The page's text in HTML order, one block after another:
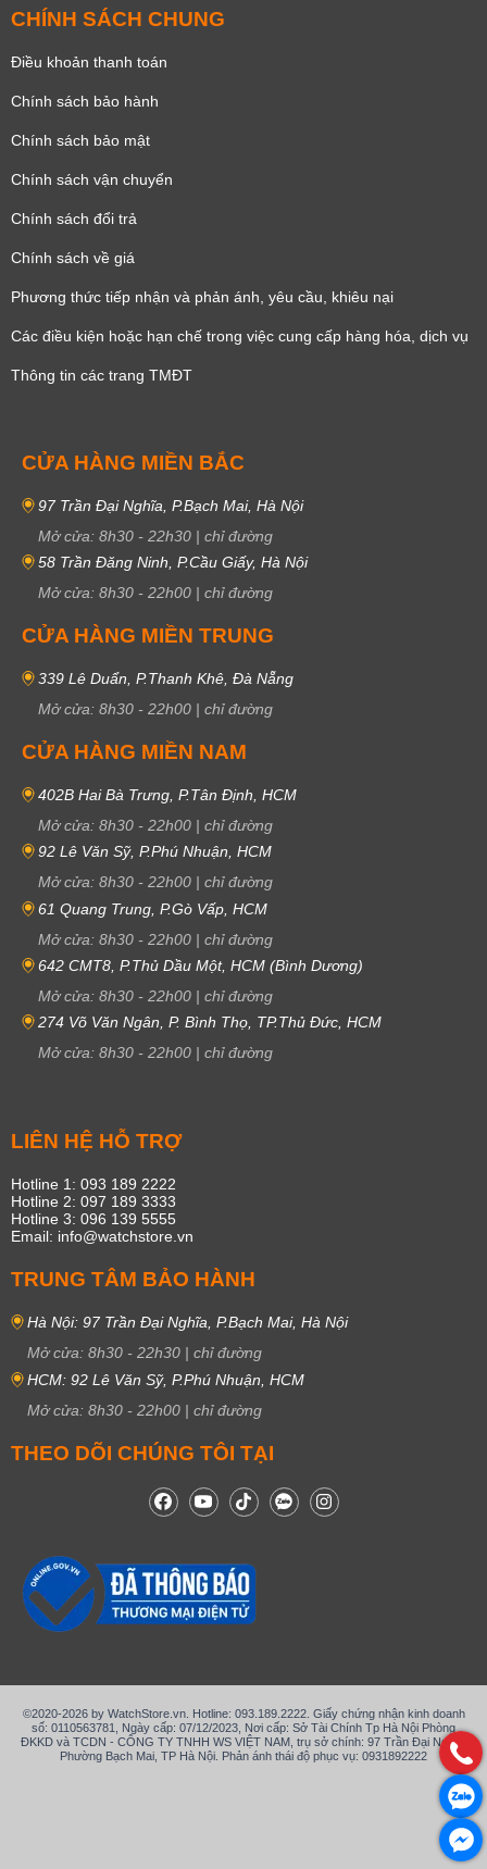
CHÍNH SÁCH CHUNG
Điều khoản thanh toán
Chính sách bảo hành
Chính sách bảo mật
Chính sách vận chuyển
Chính sách đổi trả
Chính sách về giá
Phương thức tiếp nhận và phản ánh, yêu cầu, khiêu nại
Các điều kiện hoặc hạn chế trong việc cung cấp hàng hóa, dịch vụ
Thông tin các trang TMĐT
CỬA HÀNG MIỀN BẮC
97 Trần Đại Nghĩa, P.Bạch Mai, Hà Nội
Mở cửa: 8h30 - 22h30 | chỉ đường
58 Trần Đăng Ninh, P.Cầu Giấy, Hà Nội
Mở cửa: 8h30 - 22h00 | chỉ đường
CỬA HÀNG MIỀN TRUNG
339 Lê Duẩn, P.Thanh Khê, Đà Nẵng
Mở cửa: 8h30 - 22h00 | chỉ đường
CỬA HÀNG MIỀN NAM
402B Hai Bà Trưng, P.Tân Định, HCM
Mở cửa: 8h30 - 22h00 | chỉ đường
92 Lê Văn Sỹ, P.Phú Nhuận, HCM
Mở cửa: 8h30 - 22h00 | chỉ đường
61 Quang Trung, P.Gò Vấp, HCM
Mở cửa: 8h30 - 22h00 | chỉ đường
642 CMT8, P.Thủ Dầu Một, HCM (Bình Dương)
Mở cửa: 8h30 - 22h00 | chỉ đường
274 Võ Văn Ngân, P. Bình Thọ, TP.Thủ Đức, HCM
Mở cửa: 8h30 - 22h00 | chỉ đường
LIÊN HỆ HỖ TRỢ
Hotline 1: 093 189 2222
Hotline 2: 097 189 3333
Hotline 3: 096 139 5555
Email: info@watchstore.vn
TRUNG TÂM BẢO HÀNH
Hà Nội: 97 Trần Đại Nghĩa, P.Bạch Mai, Hà Nội
Mở cửa: 8h30 - 22h30 | chỉ đường
HCM: 92 Lê Văn Sỹ, P.Phú Nhuận, HCM
Mở cửa: 8h30 - 22h00 | chỉ đường
THEO DÕI CHÚNG TÔI TẠI
©2020-2026 by WatchStore.vn. Hotline: 093.189.2222. Giấy chứng nhận kinh doanh
số: 0110563781, Ngày cấp: 07/12/2023, Nơi cấp: Sở Tài Chính Tp Hà Nội Phòng
ĐKKD và TCDN - CÔNG TY TNHH WS VIỆT NAM, trụ sở chính: 97 Trần Đại Nghĩa,
Phường Bạch Mai, TP Hà Nội. Phản ánh thái độ phục vụ: 0931892222